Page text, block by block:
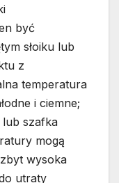
być
słoiku lub
z
temperatura
i ciemne;
lub szafka
mogą
wysoka
utraty